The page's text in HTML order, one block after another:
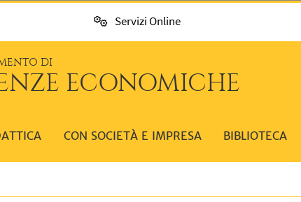
Servizi Online
DI
ECONOMICHE
CON SOCIETÀ E IMPRESA BIBLIOTECA